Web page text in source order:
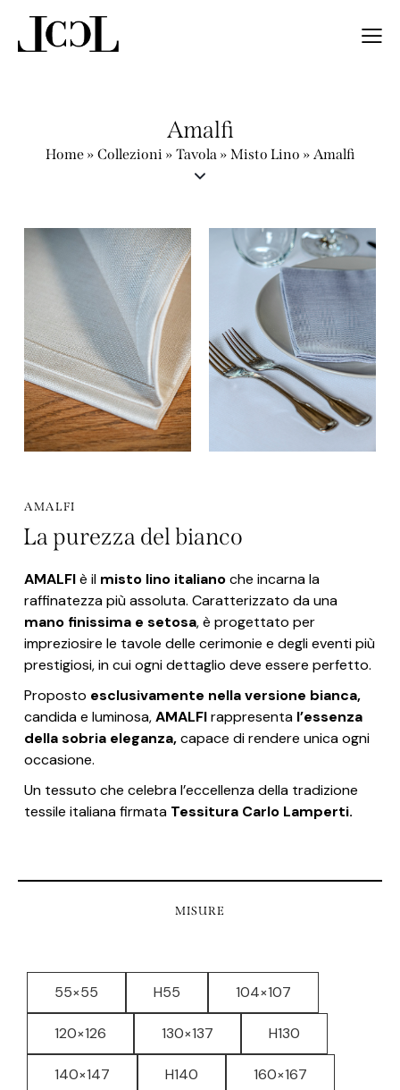
Amalfi
Home » Collezioni » Tavola » Misto Lino » Amalfi
AMALFI
La purezza del bianco
AMALFIè il misto lino italianoche incarna la
raffinatezza più assoluta. Caratterizzato da una
mano finissima e setosa, è progettato per
impreziosire le tavole delle cerimonie e degli eventi più
prestigiosi, in cui ogni dettaglio deve essere perfetto.
Proposto esclusivamente nella versione bianca,
candida e luminosa,AMALFIrappresenta l’essenza
della sobria eleganza,capace di rendere unica ogni
occasione.
Un tessuto che celebra l’eccellenza della tradizione
tessile italiana firmata Tessitura Carlo Lamperti.
MISURE
55×55 H55 104×107
120×126 130×137 H130
140×147 H140 160×167